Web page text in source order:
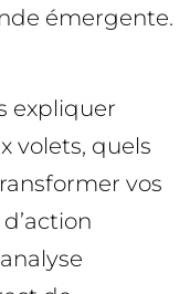
émergente.
expliquer
volets, quels
vos